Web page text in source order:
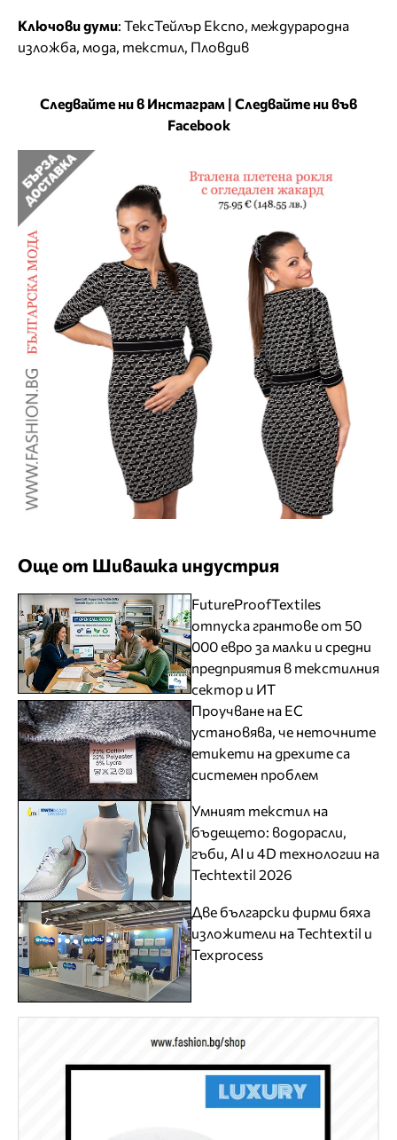
Ключови думи: ТексТейлър Експо междурародна
изложба мода текстил Пловдив
Следвайте ни в Инстаграм | Следвайте ни във
Facebook
Още от Шивашка индустрия
FutureProofTextiles
отпуска грантове от 50
000 евро за малки и средни
предприятия в текстилния
сектор и ИТ
Проучване на ЕС
установява, че неточните
етикети на дрехите са
системен проблем
Умният текстил на
бъдещето: водорасли,
гъби, AI и 4D технологии на
Techtextil 2026
Две български фирми бяха
изложители на Techtextil и
Texprocess